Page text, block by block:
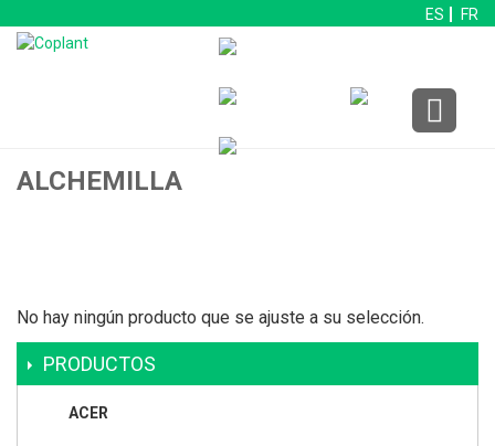
ES FR
ALCHEMILLA
No hay ningún producto que se ajuste a su selección.
PRODUCTOS
ACER